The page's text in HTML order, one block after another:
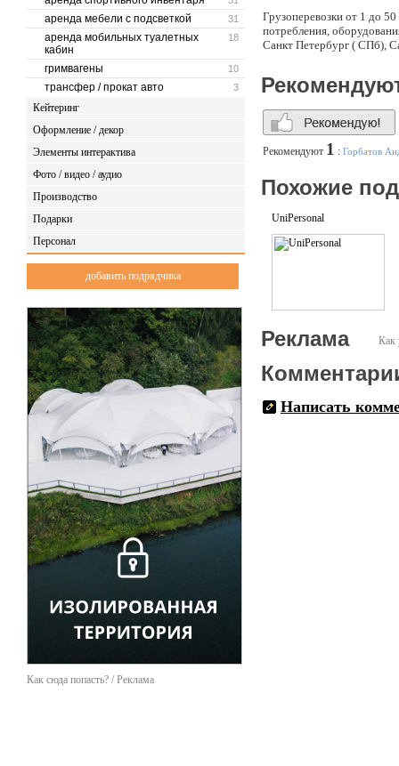
31
аренда мебели с подсветкой
18
аренда мобильных туалетных
кабин
10
гримвагены
3
трансфер / прокат авто
Кейтеринг
Оформление / декор
Элементы интерактива
Фото / видео / аудио
Производство
Подарки
Персонал
добавить подрядчика
Как сюда попасть? / Реклама
Грузоперевозки от 1 до
потребления,
Санкт Петербург ( СПб),
Рекомендуют 1 : Горбатов
Похожие
UniPersonal
Как
Реклама
Написать